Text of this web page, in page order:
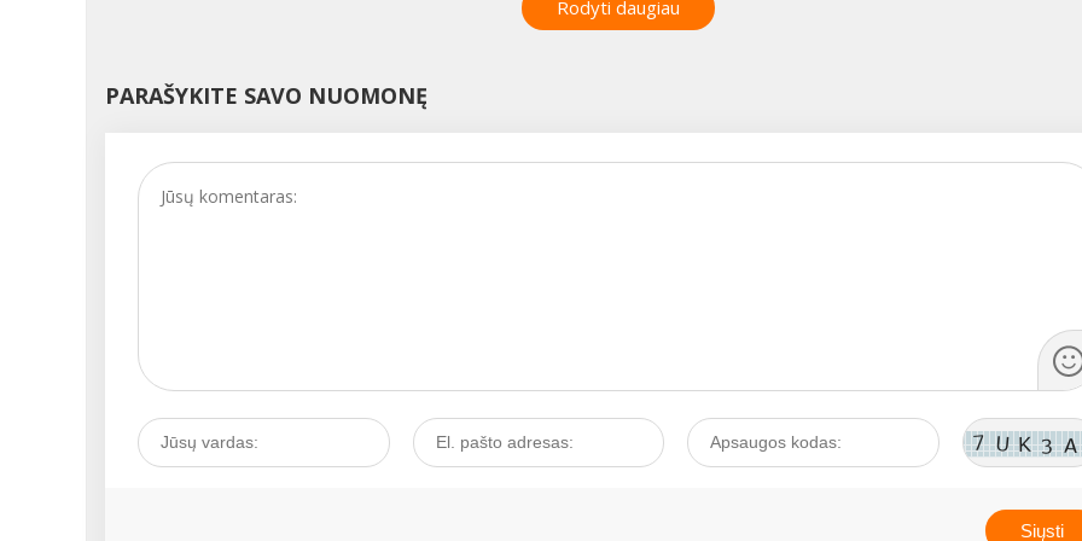
iki išorinės ausies) nuo
dulkių, bakterijų ir kitų
turi būti, tik, žinoma, ne per
daug....
arbatos, pajuto, kad
augalo gydomąsias
Penfordas, atlikęs
priemonė. 1937 m. buvo
kurios sėkmingai gydomos
arbatmedžio aliejumi....
Endokrinologijos
Endokrinologijos
endokrinologijos centro
laboratorijos vadovas,
profesorius,
Tad žodis
Rodyti daugiau
PARAŠYKITE SAVO NUOMONĘ